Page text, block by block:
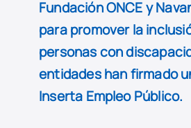
Fundación ONCE y
para promover la
personas con
entidades han firmado
Inserta Empleo Público.